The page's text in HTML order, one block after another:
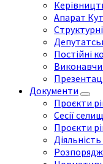
Апарат
Постійні
Документи
Проєкти
Сесії
Проєкти